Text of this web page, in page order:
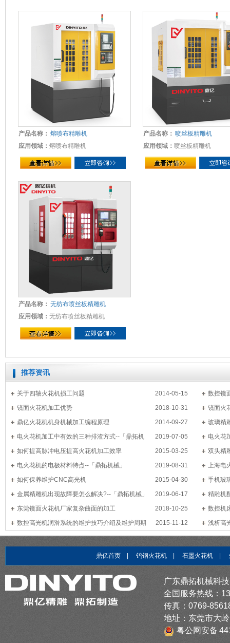
产品名称： 熔喷布精雕机
应用领域： 熔喷布精雕机
产品名称： 喷丝板精雕机
应用领域： 喷丝板精雕机
产品名称： 无纺布喷丝板精雕机
应用领域： 无纺布喷丝板精雕机
推荐资讯
2014-05-15
关于四轴火花机损工问题
数控镜
2018-10-31
镜面火花机加工优势
镜面火
2014-09-27
鼎亿火花机机身机械加工编程原理
玻璃精
2019-07-05
电火花机加工中有效的三种排渣方式--「鼎拓机
械」
电火花
2015-03-25
如何提高脉冲电压提高火花机加工效率
双头精
2019-08-31
电火花机的电极材料特点--「鼎拓机械」
上海电
些？
2015-04-30
如何保养维护CNC高光机
手机玻
2019-06-17
金属精雕机出现故障要怎么解决?--「鼎拓机械」
精雕机
2018-10-25
东莞镜面火花机厂家复杂曲面的加工
数控机
2015-11-12
数控高光机润滑系统的维护技巧介绍及维护周期 浅析高
鼎亿首页 钨钢火花机 石墨火花机
广东鼎拓机械科
全国服务热线：
传真：0769-
地址：东莞市大
粤公网安备